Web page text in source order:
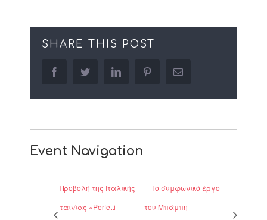
SHARE THIS POST
facebooktwitter linkedin pinterestEmail
Event Navigation
Προβολή της Ιταλικής
ταινίας «Perfetti
Το συμφωνικό έργο
του Μπάμπη